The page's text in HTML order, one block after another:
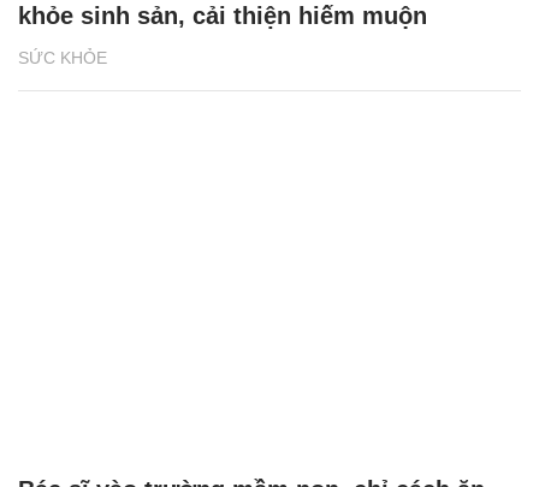
SỨC KHỎE
khỏe sinh sản, cải thiện hiếm muộn